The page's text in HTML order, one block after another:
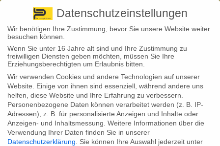
+ 49 3501 528571 |
Back to News
17
Stephan Fröhlich
Korrekte Berechnung von Rohrbruchschäden:
Versicherer muss nachzahlen
Datenschutzeinstellungen
Wir benötigen Ihre Zustimmung, bevor Sie unsere Website weiter
besuchen können.
Wenn Sie unter 16 Jahre alt sind und Ihre Zustimmung zu
freiwilligen Diensten geben möchten, müssen Sie Ihre
Erziehungsberechtigten um Erlaubnis bitten.
Wir verwenden Cookies und andere Technologien auf unserer
Website. Einige von ihnen sind essenziell, während andere uns
helfen, diese Website und Ihre Erfahrung zu verbessern.
Personenbezogene Daten können verarbeitet werden (z. B. IP-
Adressen), z. B. für personalisierte Anzeigen und Inhalte oder
Anzeigen- und Inhaltsmessung. Weitere Informationen über die
Verwendung Ihrer Daten finden Sie in unserer
Datenschutzerklärung
Sie können Ihre Auswahl jederzeit unter